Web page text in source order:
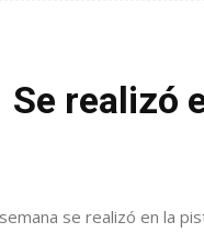
Se realizó
se realizó en la